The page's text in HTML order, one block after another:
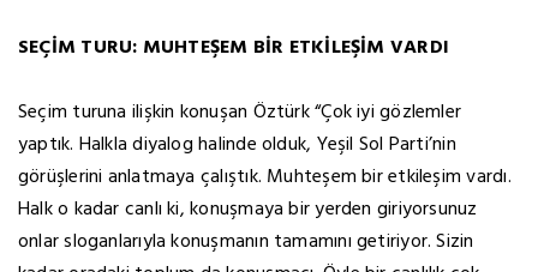
SEÇİM TURU: MUHTEŞEM BİR ETKİLEŞİM VARDI
Seçim turuna ilişkin konuşan Öztürk “Çok iyi gözlemler
yaptık. Halkla diyalog halinde olduk, Yeşil Sol Parti’nin
görüşlerini anlatmaya çalıştık. Muhteşem bir etkileşim vardı.
Halk o kadar canlı ki, konuşmaya bir yerden giriyorsunuz
onlar sloganlarıyla konuşmanın tamamını getiriyor. Sizin